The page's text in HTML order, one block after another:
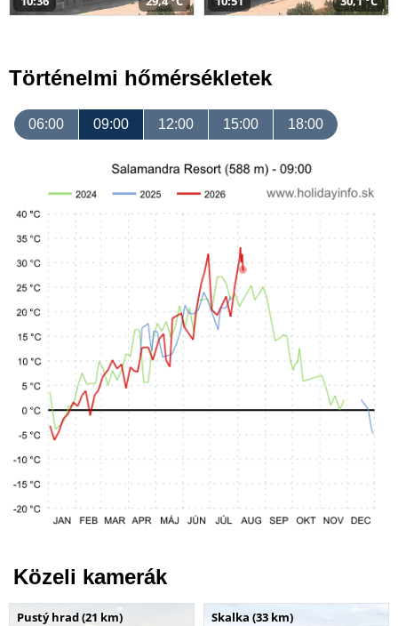
Történelmi hőmérsékletek
06:00 09:00 12:00 15:00 18:00
Közeli kamerák
Pustý hrad (21 km) Skalka (33 km)